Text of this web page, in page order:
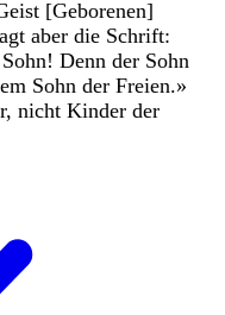
[Geborenen]
aber die Schrift:
Sohn! Denn der Sohn
Sohn der Freien.»
, nicht Kinder der